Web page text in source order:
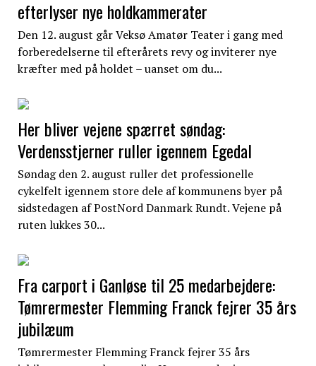
efterlyser nye holdkammerater
Den 12. august går Veksø Amatør Teater i gang med
forberedelserne til efterårets revy og inviterer nye
kræfter med på holdet – uanset om du...
Her bliver vejene spærret søndag:
Verdensstjerner ruller igennem Egedal
Søndag den 2. august ruller det professionelle
cykelfelt igennem store dele af kommunens byer på
sidstedagen af PostNord Danmark Rundt. Vejene på
ruten lukkes 30...
Fra carport i Ganløse til 25 medarbejdere:
Tømrermester Flemming Franck fejrer 35 års
jubilæum
Tømrermester Flemming Franck fejrer 35 års